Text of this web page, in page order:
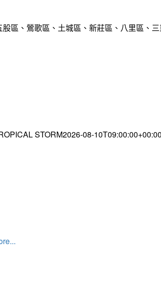
區、鶯歌區、土城區、新莊區、八里區、
STORM2026-08-